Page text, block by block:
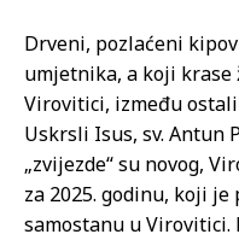
Drveni, pozlaćeni
umjetnika, a koji krase
Virovitici, između
Uskrsli Isus, sv. Antun
„zvijezde“ su novog,
za 2025. godinu, koji
samostanu u Virovitici.